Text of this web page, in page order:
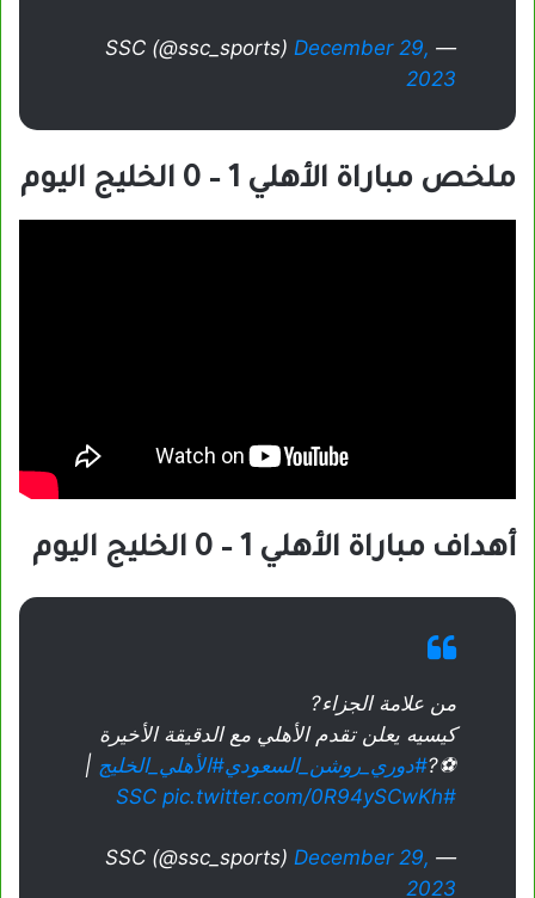
— SSC (@ssc_sports)
December 29,
2023
ملخص مباراة الأهلي 1 – 0 الخليج اليوم
أهداف مباراة الأهلي 1 – 0 الخليج اليوم
من علامة الجزاء?
كيسيه يعلن تقدم الأهلي مع الدقيقة الأخيرة
⚽️?#دوري_روشن_السعودي#الأهلي_الخليج |
#SSC
pic.twitter.com/0R94ySCwKh
— SSC (@ssc_sports)
December 29,
2023